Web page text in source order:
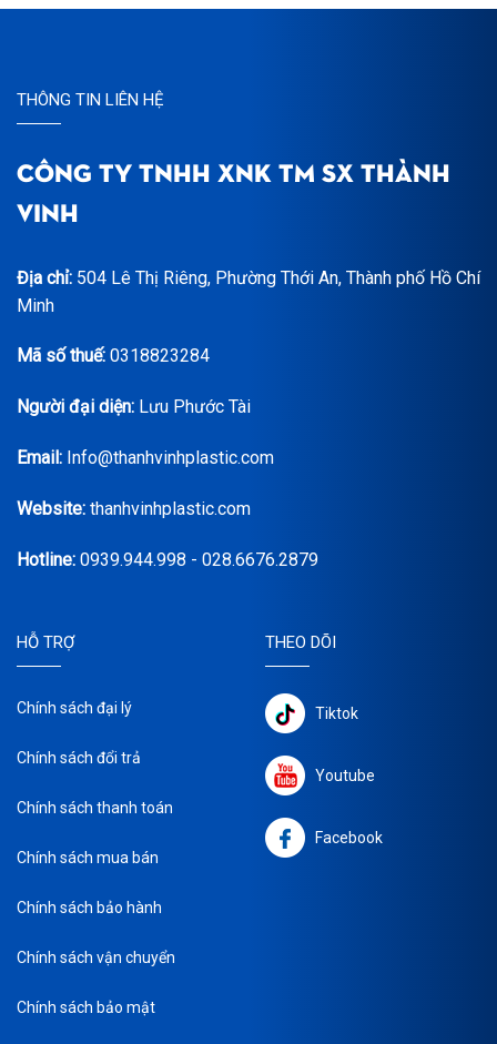
THÔNG TIN LIÊN HỆ
CÔNG TY TNHH XNK TM SX THÀNH
VINH
Địa chỉ: 504 Lê Thị Riêng, Phường Thới An, Thành phố Hồ Chí
Minh
Mã số thuế: 0318823284
Người đại diện: Lưu Phước Tài
Email: Info@thanhvinhplastic.com
Website: thanhvinhplastic.com
Hotline: 0939.944.998 - 028.6676.2879
HỖ TRỢ
Chính sách đại lý
Chính sách đổi trả
Chính sách thanh toán
Chính sách mua bán
Chính sách bảo hành
Chính sách vận chuyển
Chính sách bảo mật
THEO DÕI
Tiktok
Youtube
Facebook